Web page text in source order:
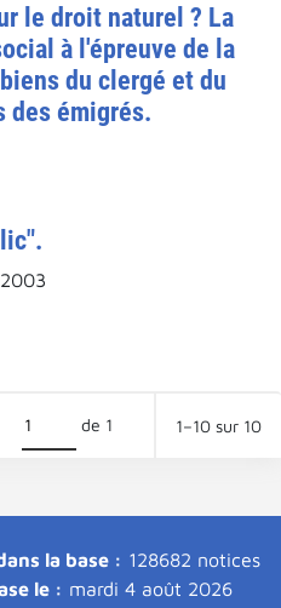
le droit naturel ? La
à l'épreuve de la
du clergé et du
des émigrés.
de 1 1–10 sur 10
la base : 128682 notices
le : mardi 4 août 2026